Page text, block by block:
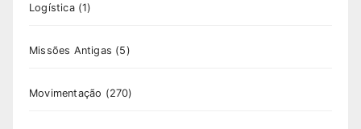
Logística(1)
Missões Antigas (5)
Movimentação (270)